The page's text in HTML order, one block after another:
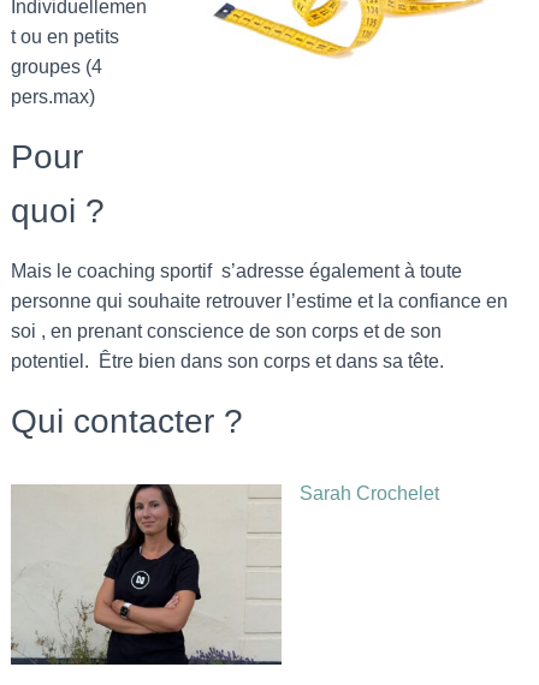
Individuellemen
t ou en petits
groupes (4
pers.max)
Pour
quoi ?
Mais le coaching sportif s’adresse également à toute
personne qui souhaite retrouver l’estime et la confiance en
soi , en prenant conscience de son corps et de son
potentiel. Être bien dans son corps et dans sa tête.
Qui contacter ?
Sarah Crochelet